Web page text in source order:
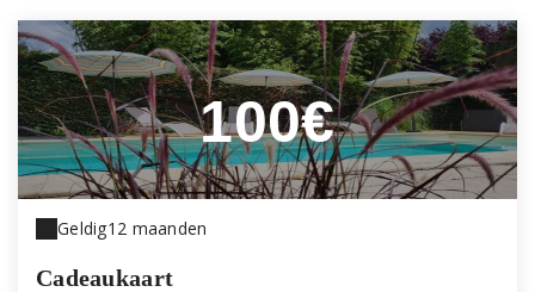
100€
Geldig12 maanden
Cadeaukaart